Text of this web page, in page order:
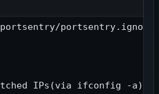
IPs(via ifconfig -a):